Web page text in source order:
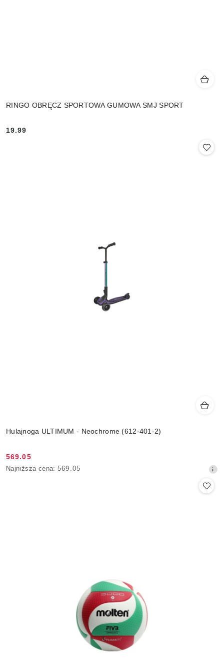
RINGO OBRĘCZ SPORTOWA GUMOWA SMJ SPORT
Cena:
19.99
Hulajnoga ULTIMUM - Neochrome (612-401-2)
Cena
promocyjna:
569.05
Najniższa
Najniższa cena: 569.05